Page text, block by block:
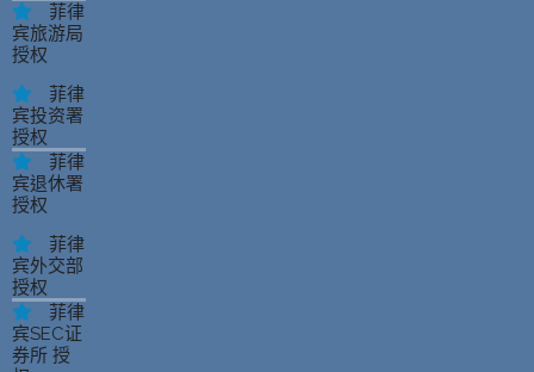
菲律
宾旅游局
授权
菲律
宾投资署
授权
菲律
宾退休署
授权
菲律
宾外交部
授权
菲律
宾SEC证
券所 授